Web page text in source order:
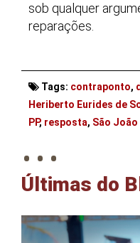
sob qualquer
reparações.
Tags: contraponto,
Heriberto Eurides de
PP, resposta, São
. . .
Últimas do